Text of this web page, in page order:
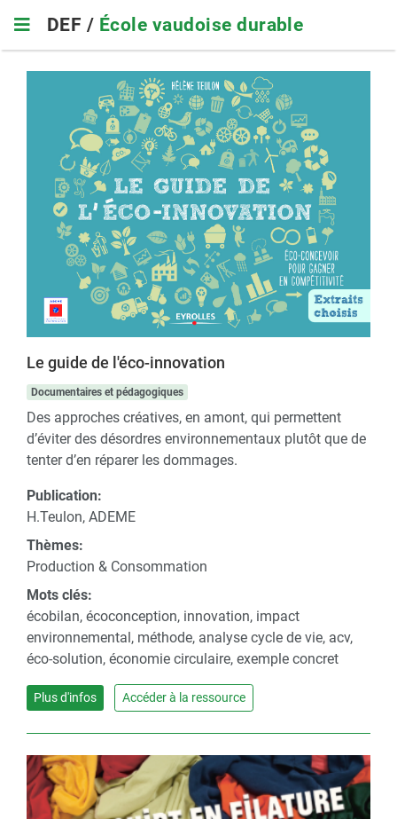
main
navigation
DEF / École vaudoise durable
Le guide de l'éco-innovation
Documentaires et pédagogiques
Des approches créatives, en amont, qui permettent
d’éviter des désordres environnementaux plutôt que de
tenter d’en réparer les dommages.
Publication:
H.Teulon, ADEME
Thèmes:
Production & Consommation
Mots clés:
écobilan, écoconception, innovation, impact
environnemental, méthode, analyse cycle de vie, acv,
éco-solution, économie circulaire, exemple concret
Plus d'infos Accéder à la ressource